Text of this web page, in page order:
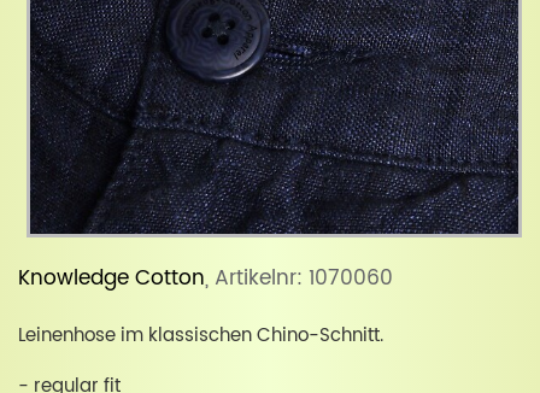
Knowledge Cotton, Artikelnr: 1070060
Leinenhose im klassischen Chino-Schnitt.
- regular fit